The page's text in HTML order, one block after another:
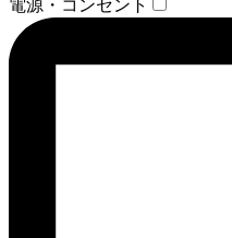
電源・コンセント